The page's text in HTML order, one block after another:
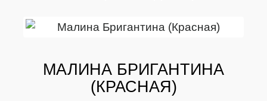
МАЛИНА БРИГАНТИНА
(КРАСНАЯ)